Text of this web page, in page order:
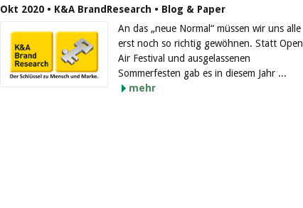
Okt 2020 • K&A BrandResearch • Blog & Paper
An das „neue Normal“ müssen wir uns alle
erst noch so richtig gewöhnen. Statt Open
Air Festival und ausgelassenen
Sommerfesten gab es in diesem Jahr ...
mehr